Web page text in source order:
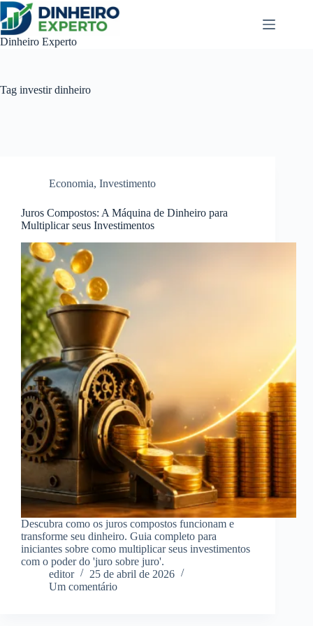
Pular
para
o
conteúdo
Dinheiro Experto
Tag investir dinheiro
Economia, Investimento
Juros Compostos: A Máquina de Dinheiro para
Multiplicar seus Investimentos
Descubra como os juros compostos funcionam e
transforme seu dinheiro. Guia completo para
iniciantes sobre como multiplicar seus investimentos
com o poder do 'juro sobre juro'.
editor
25 de abril de 2026
Um comentário